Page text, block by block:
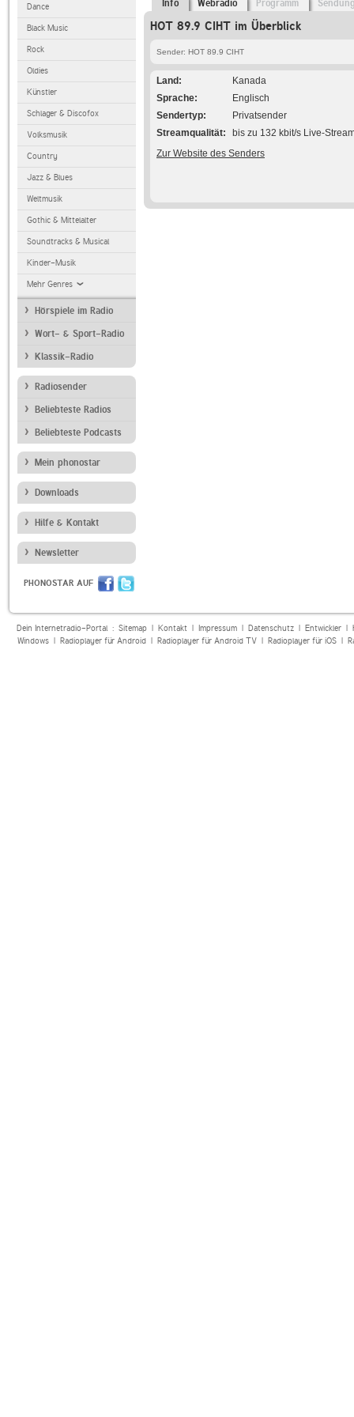
Dance
Black Music
Rock
Oldies
Künstler
Schlager & Discofox
Volksmusik
Country
Jazz & Blues
Weltmusik
Gothic & Mittelalter
Soundtracks & Musical
Kinder-Musik
Mehr Genres
Hörspiele im Radio
Wort- & Sport-Radio
Klassik-Radio
Radiosender
Beliebteste Radios
Beliebteste Podcasts
Mein phonostar
Downloads
Hilfe & Kontakt
Newsletter
PHONOSTAR AUF
Info Webradio Programm
HOT 89.9 CIHT im Überblick
Sender: HOT 89.9 CIHT
Land
Kanada
Sprache
Englisch
Sendertyp
Privatsender
Streamqualität
bis zu 132 kbit/s Live-
Zur Website des Senders
Dein Internetradio-Portal : Sitemap| Kontakt| Impressum| Datenschutz| Entwickler|
Windows| Radioplayer für Android| Radioplayer für Android TV| Radioplayer für iOS|